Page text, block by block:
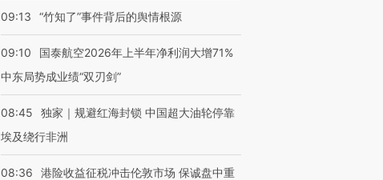
09:13 “竹知了”事件背后的舆情根源
09:10
国泰航空2026年上半年净利润大增71%
中东局势成业绩“双刃剑”
08:45
独家｜规避红海封锁 中国超大油轮停靠
埃及绕行非洲
08:36
港险收益征税冲击伦敦市场 保诚盘中重